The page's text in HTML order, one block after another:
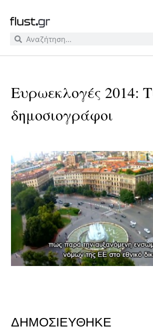
Ευρωεκλογές 2014:
δημοσιογράφοι
ΔΗΜΟΣΙΕΎΘΗΚΕ